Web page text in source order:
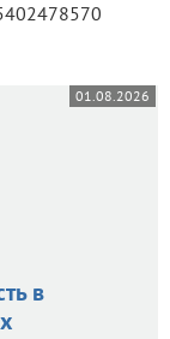
01.08.2026
в